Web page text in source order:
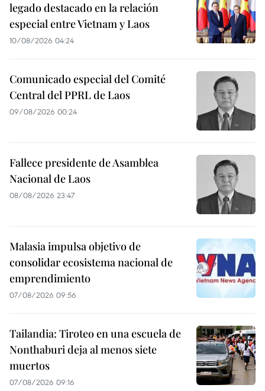
legado destacado en la relación
especial entre Vietnam y Laos
10/08/2026 04:24
Comunicado especial del Comité
Central del PPRL de Laos
09/08/2026 00:24
Fallece presidente de Asamblea
Nacional de Laos
08/08/2026 23:47
Malasia impulsa objetivo de
consolidar ecosistema nacional de
emprendimiento
07/08/2026 09:56
Tailandia: Tiroteo en una escuela de
Nonthaburi deja al menos siete
muertos
07/08/2026 09:16